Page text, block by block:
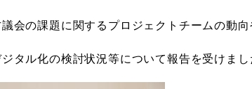
会の課題に関するプロジェクトチームの動
タル化の検討状況等について報告を受けま